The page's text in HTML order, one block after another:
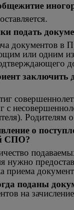
подать
документов в
или одним
заключить
с
Родителям
о
СПО?
нужно
приема
поданы
на